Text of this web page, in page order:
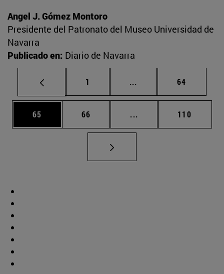
Angel J. Gómez Montoro
Presidente del Patronato del Museo Universidad de
Navarra
Publicado en: Diario de Navarra
Página
1 ... Páginas intermedias
Página
64
Página
65 Página
66 ... Páginas intermedias
Página
110